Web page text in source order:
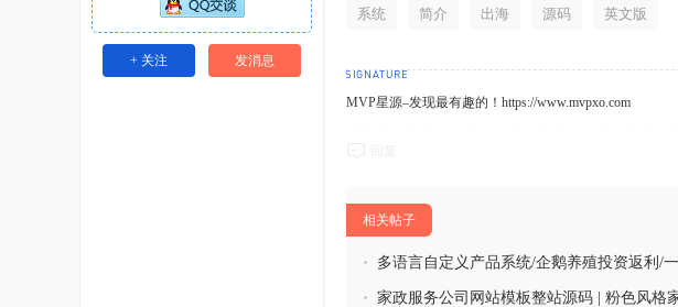
+ 关注 发消息
系统 简介 出海 源码 英文版
MVP星源–发现最有趣的！https://www.mvpxo.com
相关帖子
• 多语言自定义产品系统/企鹅养殖投资返利/
• 家政服务公司网站模板整站源码 | 粉色风格